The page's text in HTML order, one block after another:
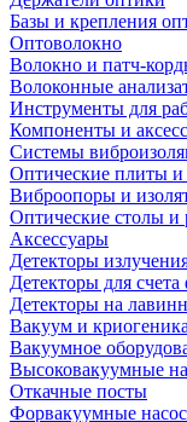
Базы и крепления
Оптоволокно
Волокно и патч-
Волоконные
Инструменты для
Компоненты и
Системы
Оптические плиты
Виброопоры и
Оптические столы и
Аксессуары
Детекторы
Детекторы для счета
Детекторы на
Вакуум и криогеника
Вакуумное
Высоковакуумные
Откачные посты
Форвакуумные